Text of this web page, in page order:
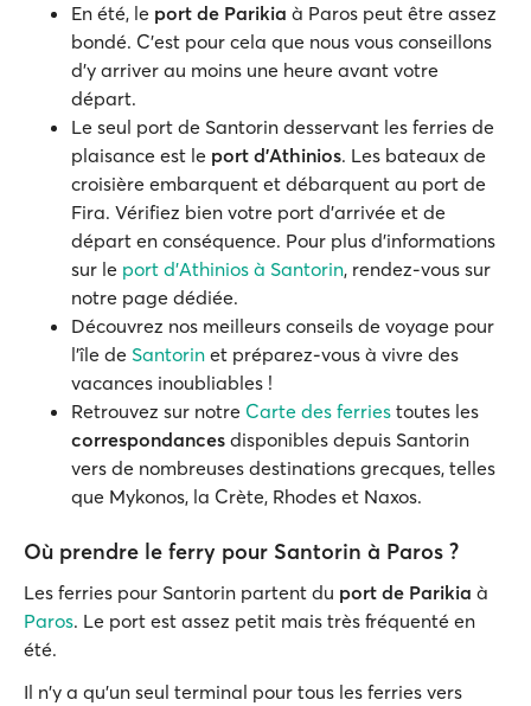
En été, le port de Parikia à Paros peut être assez
bondé. C'est pour cela que nous vous conseillons
d'y arriver au moins une heure avant votre
départ.
Le seul port de Santorin desservant les ferries de
plaisance est le port d'Athinios. Les bateaux de
croisière embarquent et débarquent au port de
Fira. Vérifiez bien votre port d'arrivée et de
départ en conséquence. Pour plus d'informations
sur le port d'Athinios à Santorin, rendez-vous sur
notre page dédiée.
Découvrez nos meilleurs conseils de voyage pour
l'île de Santorin et préparez-vous à vivre des
vacances inoubliables !
Retrouvez sur notre Carte des ferries toutes les
correspondances disponibles depuis Santorin
vers de nombreuses destinations grecques, telles
que Mykonos, la Crète, Rhodes et Naxos.
Où prendre le ferry pour Santorin à Paros ?
Les ferries pour Santorin partent du port de Parikia à
Paros. Le port est assez petit mais très fréquenté en
été.
Il n'y a qu'un seul terminal pour tous les ferries vers